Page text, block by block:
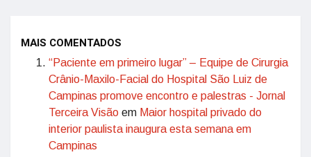
MAIS COMENTADOS
“Paciente em primeiro lugar” – Equipe de Cirurgia
Crânio-Maxilo-Facial do Hospital São Luiz de
Campinas promove encontro e palestras - Jornal
Terceira Visão em Maior hospital privado do
interior paulista inaugura esta semana em
Campinas